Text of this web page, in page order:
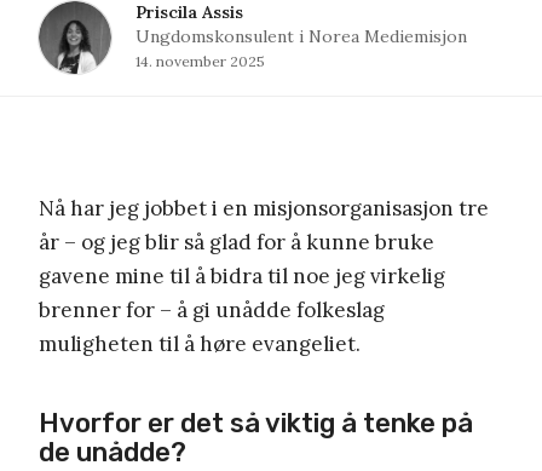
Priscila Assis
Ungdomskonsulent i Norea Mediemisjon
14. november 2025
Nå har jeg jobbet i en misjonsorganisasjon tre
år – og jeg blir så glad for å kunne bruke
gavene mine til å bidra til noe jeg virkelig
brenner for – å gi unådde folkeslag
muligheten til å høre evangeliet.
Hvorfor er det så viktig å tenke på
de unådde?